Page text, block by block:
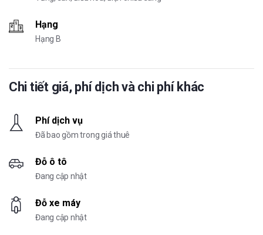
Hạng
Hạng B
Chi tiết giá, phí dịch và chi phí khác
Phí dịch vụ
Đã bao gồm trong giá thuê
Đỗ ô tô
Đang cập nhật
Đỗ xe máy
Đang cập nhật